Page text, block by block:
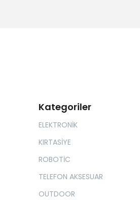
Kategoriler
ELEKTRONİK
KIRTASİYE
ROBOTİC
TELEFON AKSESUAR
OUTDOOR